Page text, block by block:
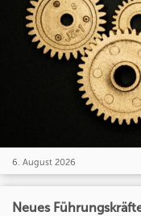
6. August 2026
Neues